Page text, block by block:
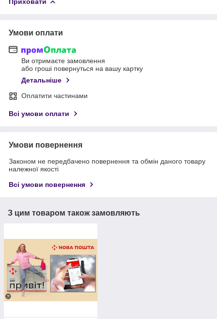
Умови оплати
Ви отримаєте замовлення
або гроші повернуться на вашу картку
Детальніше
Оплатити частинами
Всі умови оплати
Умови повернення
Законом не передбачено повернення та обмін даного товару
належної якості
Всі умови повернення
З цим товаром також замовляють